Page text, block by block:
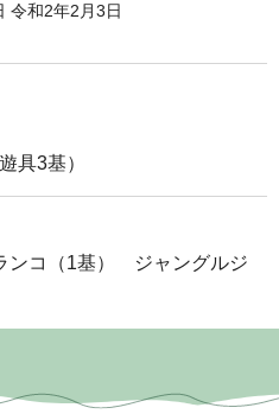
和2年2月3日
具3基）
ンコ（1基） ジャングルジ